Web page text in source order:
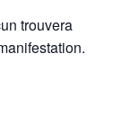
trouvera